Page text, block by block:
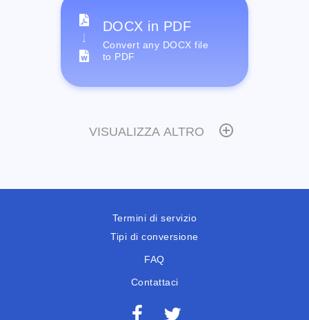
DOCX in PDF
Convert any DOCX file
to PDF
VISUALIZZA ALTRO
Termini di servizio
Tipi di conversione
FAQ
Contattaci